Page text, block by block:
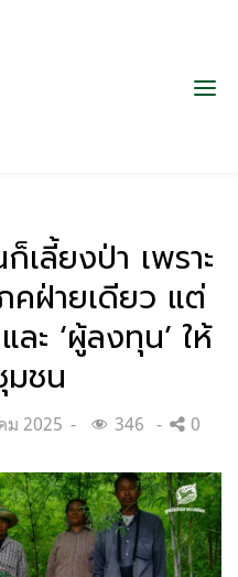
เลี้ยงป่า เพราะ
คฝ่ายเดียว แต่
ะ ‘ผู้ลงทุน’ ให้
ชน
ม 2025 346 0